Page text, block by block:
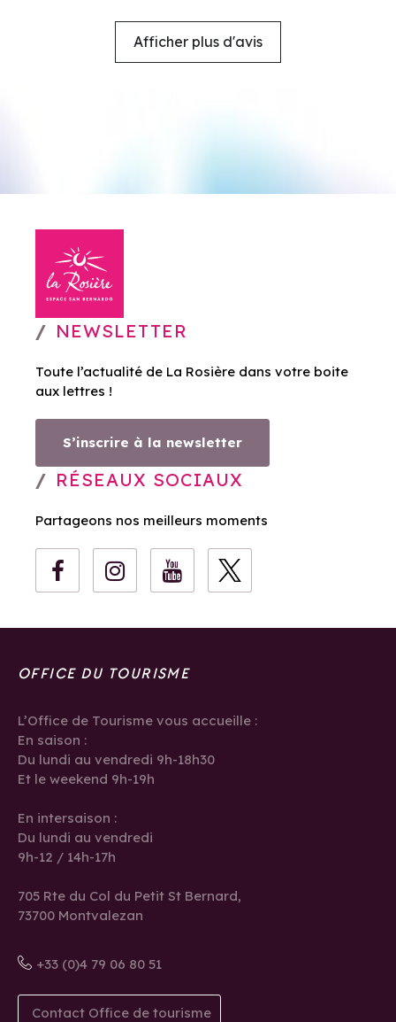
Afficher plus d'avis
NEWSLETTER
Toute l’actualité de La Rosière dans votre boite
aux lettres !
S’inscrire à la newsletter
RÉSEAUX SOCIAUX
Partageons nos meilleurs moments
OFFICE DU TOURISME
L’Office de Tourisme vous accueille :
En saison :
Du lundi au vendredi 9h-18h30
Et le weekend 9h-19h
En intersaison :
Du lundi au vendredi
9h-12 / 14h-17h
705 Rte du Col du Petit St Bernard,
73700 Montvalezan
+33 (0)4 79 06 80 51
Contact Office de tourisme